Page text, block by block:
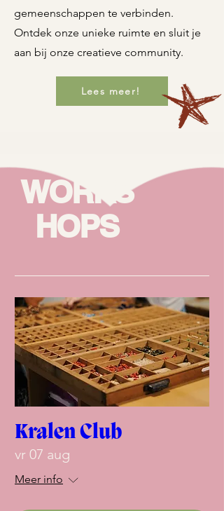
gemeenschappen te verbinden.
Ontdek onze unieke ruimte en sluit je
aan bij onze creatieve community.
Lees meer!
WORKS
HOPS
Kralen Club
vr 07 aug
Meer info